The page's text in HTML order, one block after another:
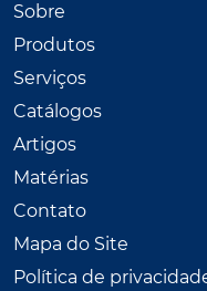
Sobre
Produtos
Serviços
Catálogos
Artigos
Matérias
Contato
Mapa do Site
Política de